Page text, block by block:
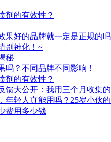
剂的有效性？
果好的品牌就一定是正规的吗
别神化！~
秘
吗？不同品牌不同影响！
剂的有效性？
馈大公开：我用三个月收集
年轻人真能用吗？25岁小伙
费用多少钱